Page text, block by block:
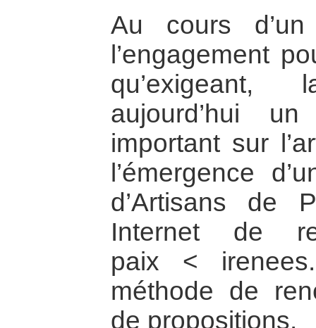
Au cours d’un
l’engagement
aujourd’hui
important sur
l’émergence
d’Artisans de
Internet de
paix <
méthode de
de propositions.